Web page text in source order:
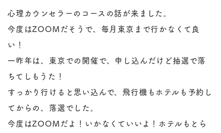
心理カウンセラーのコースの話が来ました。
今度はZOOMだそうで、毎月東京まで行かなくて良
い！
一昨年は、東京での開催で、申し込んだけど抽選で落
ちてしもうた！
すっかり行けると思い込んで、飛行機もホテルも予約し
てからの、落選でした。
今度はZOOMだよ！いかなくていいよ！ホテルもとら